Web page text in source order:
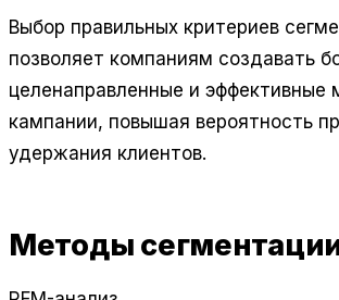
Выбор правильных критериев
позволяет компаниям создавать
целенаправленные и эффективные
кампании, повышая вероятность
удержания клиентов.
Методы